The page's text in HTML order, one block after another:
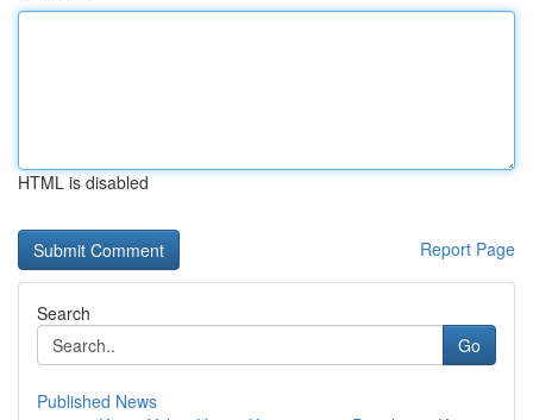
HTML is disabled
Report Page
Search
Go
Published News